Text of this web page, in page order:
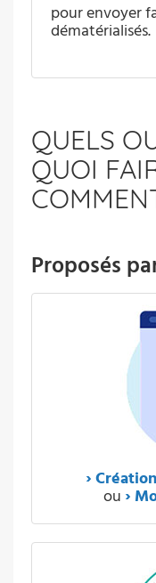
pour envoyer
dématérialisés.
QUELS
QUOI
Proposés
›
ou ›